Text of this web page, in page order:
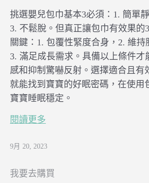
挑選嬰兒包巾基本3必須：1. 簡單
3. 不鬆脫。但真正讓包巾有效果的
關鍵：1. 包覆性緊度合身，2. 維持
3. 滿足成長需求。具備以上條件才
感和抑制驚嚇反射。選擇適合且有
就能找到寶寶的好眠密碼，在使用
寶寶睡眠穩定。
閱讀更多
9月 20, 2023
我要去購買